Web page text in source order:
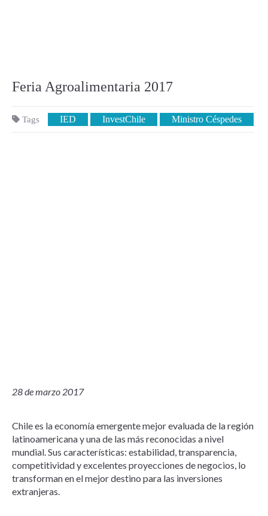
Feria Agroalimentaria 2017
Tags IED InvestChile Ministro Céspedes
28 de marzo 2017
Chile es la economía emergente mejor evaluada de la región
latinoamericana y una de las más reconocidas a nivel
mundial. Sus características: estabilidad, transparencia,
competitividad y excelentes proyecciones de negocios, lo
transforman en el mejor destino para las inversiones
extranjeras.